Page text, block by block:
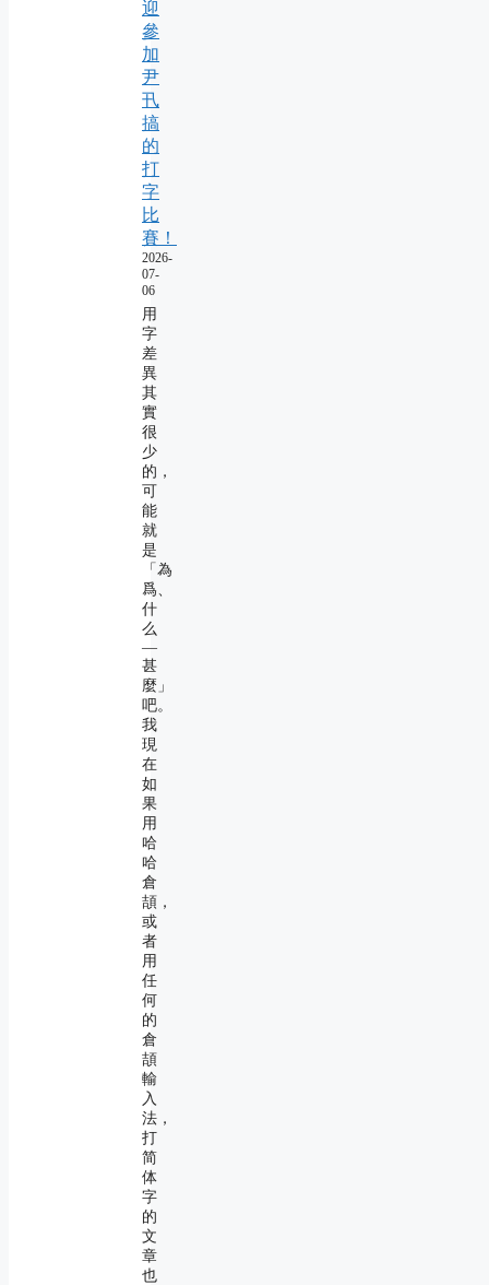
迎
參
加
尹
卂
搞
的
打
字
比
賽！
2026-
07-
06
用
字
差
異
其
實
很
少
的，
可
能
就
是
「為
爲、
什
么
―
甚
麼」
吧。
我
現
在
如
果
用
哈
哈
倉
頡，
或
者
用
任
何
的
倉
頡
輸
入
法，
打
简
体
字
的
文
章
也